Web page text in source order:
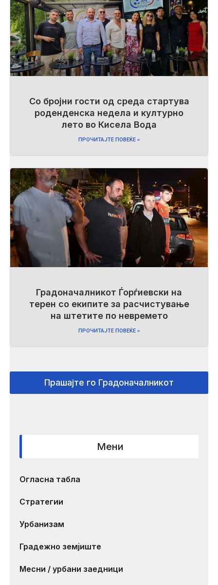
Со бројни гости од среда стартува
роденденска недела и културно
лето во Кисела Вода
ПРОЧИТАЈТЕ ПОВЕЌЕ »
Градоначалникот Ѓорѓиевски на
терен со екипите за расчистување
на штетите по невремето
ПРОЧИТАЈТЕ ПОВЕЌЕ »
Прашајте го Градоначалникот
Мени
Огласна табла
Стратегии
Урбанизам
Градежно земјиште
Месни / урбани заедници